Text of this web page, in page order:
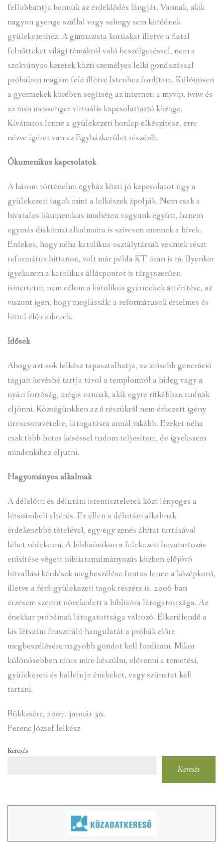
fellobbantja bennük az érdeklődés lángját. Vannak, akik
nagyon gyenge szállal vagy sehogy sem kötődnek
gyülekezethez. A gimnazista korúakat illetve a fiatal
felnőtteket világi témákról való beszélgetéssel, nem a
szokványos keretek közti személyes lelki gondozással
próbálom magam felé illetve Istenhez fordítani. Különösen
a gyermekek körében segítség az internet: a myvip, iwiw és
az msn messenger virtuális kapcsolattartó közege.
Kívánatos lenne a gyülekezeti honlap elkészítése, erre
nézve ígéret van az Egyházkerület részéről.
Ökumenikus kapcsolatok
A három történelmi egyház közti jó kapcsolatot úgy a
gyülekezeti tagok mint a lelkészek ápolják. Nem csak a
hivatalos ökumenikus imahéten vagyunk együtt, hanem
egymás diakóniai alkalmaira is szívesen mennek a hívek.
Érdekes, hogy néha katolikus osztálytársak vesznek részt
református hittanon, volt már példa KT órán is rá. Ilyenkor
igyekszem a katolikus álláspontot is tárgyszerűen
ismertetni, nem célom a katolikus gyermekek áttérítése, az
viszont igen, hogy meglássák: a reformátusok értelmes és
hittel élő emberek.
Idősek
Ahogy azt sok lelkész tapasztalhatja, az idősebb generáció
tagjait kevésbé tartja távol a templomtól a hideg vagy a
nyári forróság, mégis vannak, akik egyre ritkábban tudnak
eljönni. Községünkben az ő részükről nem érkezett igény
úrvacsoravételre, látogatásra annál inkább. Ezeket néha
csak több hetes késéssel tudom teljesíteni, de igyekszem
mindenkihez eljutni.
Hagyományos alkalmak
A délelőtti és délutáni istentiszteletek közt lényeges a
létszámbeli eltérés. Ez ellen a délutáni alkalmak
érdekesebbé tételével, egy-egy zenés áhítat tartásával
lehet védekezni. A bibliaórákon a felekezeti hovatartozás
erősítése végett bibliatanulmányozás közben előjövő
hitvallási kérdések megbeszélése fontos lenne a középkorú,
illetve a férfi gyülekezeti tagok részére is. 2006-ban
érzésem szerint növekedett a bibliaóra látogatottsága. Az
énekkar próbáinak látogatottsága változó. Elkerülendő a
kis létszám frusztráló hangulatát a próbák előre
megbeszélésére nagyobb gondot kell fordítani. Mikor
különösebben nincs mire készülni, elővenni a temetési,
gyülekezeti és halleluja énekeket, vagy szünetet kell
tartani.
Bükkzsérc, 2007. január 30.
Ferenc József lelkész
Keresés
Keresés